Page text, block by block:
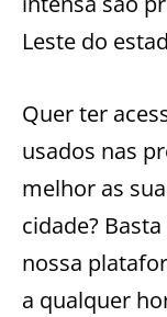
Leste do
Quer ter
usados nas
melhor as
cidade?
nossa
a qualquer